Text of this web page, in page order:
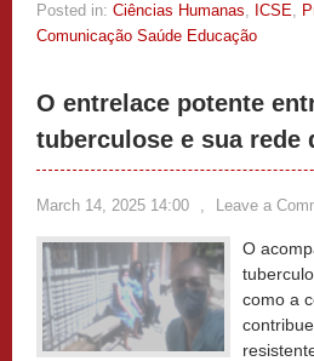
Posted in: Ciências Humanas, ICSE,
Comunicação Saúde Educação
O entrelace potente
tuberculose e sua rede
March 14, 2025 14:00 , Leave a
O
como a